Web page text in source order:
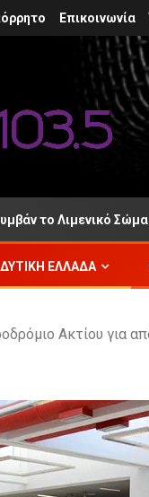
Επικοινωνία
Λιμενικό Σώμα
ΔΥΤΙΚΉ ΕΛΛΆΔΑ
Ακτίου για